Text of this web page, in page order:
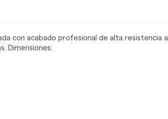
con acabado profesional de alta resistencia a
Dimensiones: